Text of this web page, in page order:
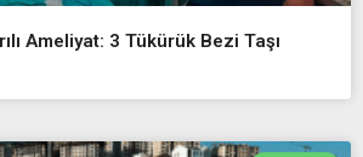
Ameliyat: 3 Tükürük Bezi Taşı